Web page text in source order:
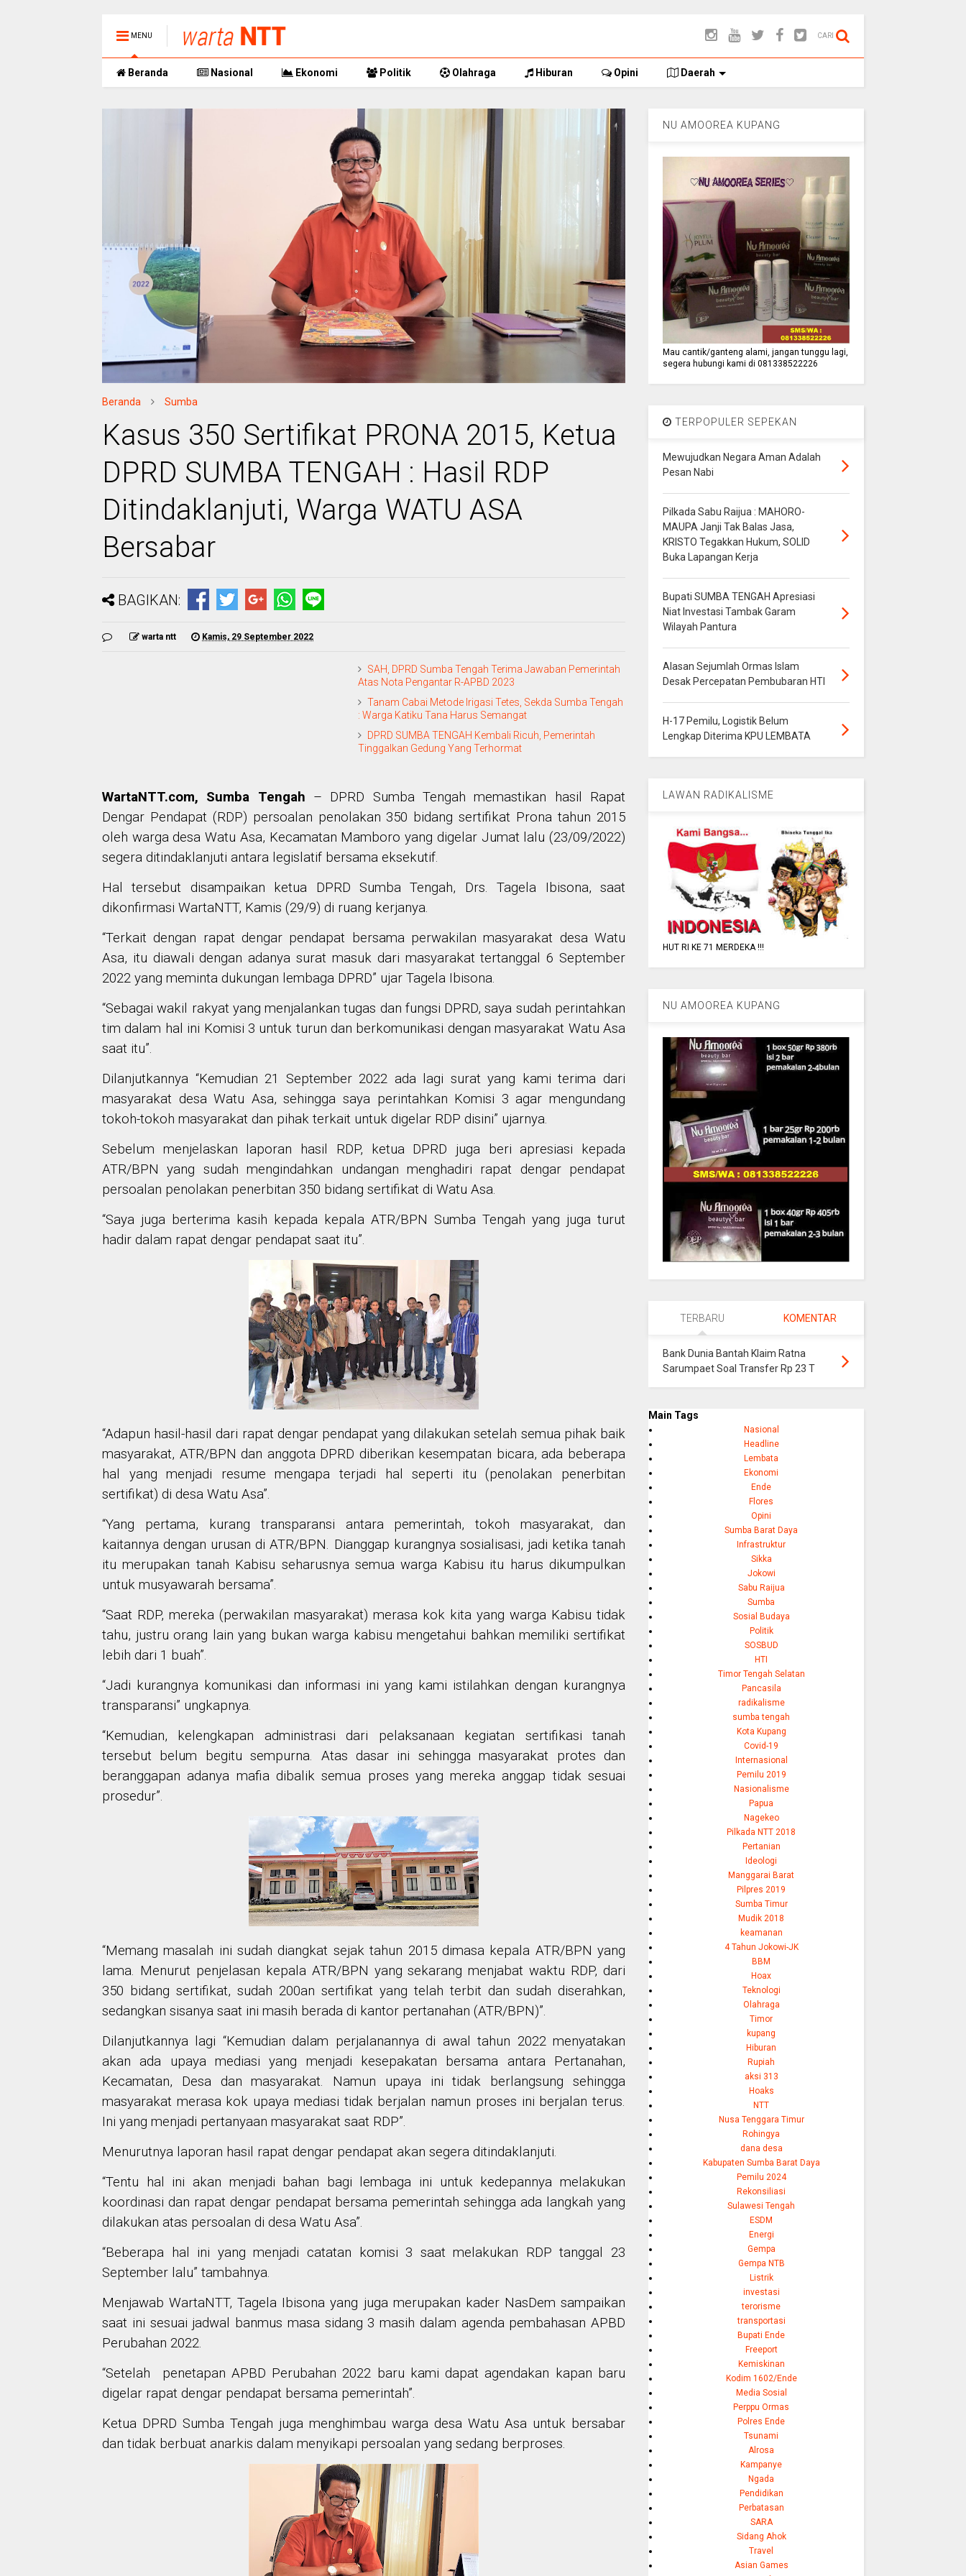
MENU CARI
Beranda Nasional Ekonomi Politik Olahraga Hiburan Opini Daerah
Beranda Sumba
Kasus 350 Sertifikat PRONA 2015, Ketua
DPRD SUMBA TENGAH : Hasil RDP
Ditindaklanjuti, Warga WATU ASA
Bersabar
BAGIKAN:
warta ntt Kamis, 29 September 2022
SAH, DPRD Sumba Tengah Terima Jawaban Pemerintah
Atas Nota Pengantar R-APBD 2023
Tanam Cabai Metode Irigasi Tetes, Sekda Sumba Tengah
: Warga Katiku Tana Harus Semangat
DPRD SUMBA TENGAH Kembali Ricuh, Pemerintah
Tinggalkan Gedung Yang Terhormat
WartaNTT.com, Sumba Tengah – DPRD Sumba Tengah memastikan hasil Rapat
Dengar Pendapat (RDP) persoalan penolakan 350 bidang sertifikat Prona tahun 2015
oleh warga desa Watu Asa, Kecamatan Mamboro yang digelar Jumat lalu (23/09/2022)
segera ditindaklanjuti antara legislatif bersama eksekutif.
Hal tersebut disampaikan ketua DPRD Sumba Tengah, Drs. Tagela Ibisona, saat
dikonfirmasi WartaNTT, Kamis (29/9) di ruang kerjanya.
“Terkait dengan rapat dengar pendapat bersama perwakilan masyarakat desa Watu
Asa, itu diawali dengan adanya surat masuk dari masyarakat tertanggal 6 September
2022 yang meminta dukungan lembaga DPRD” ujar Tagela Ibisona.
“Sebagai wakil rakyat yang menjalankan tugas dan fungsi DPRD, saya sudah perintahkan
tim dalam hal ini Komisi 3 untuk turun dan berkomunikasi dengan masyarakat Watu Asa
saat itu”.
Dilanjutkannya “Kemudian 21 September 2022 ada lagi surat yang kami terima dari
masyarakat desa Watu Asa, sehingga saya perintahkan Komisi 3 agar mengundang
tokoh-tokoh masyarakat dan pihak terkait untuk digelar RDP disini” ujarnya.
Sebelum menjelaskan laporan hasil RDP, ketua DPRD juga beri apresiasi kepada
ATR/BPN yang sudah mengindahkan undangan menghadiri rapat dengar pendapat
persoalan penolakan penerbitan 350 bidang sertifikat di Watu Asa.
“Saya juga berterima kasih kepada kepala ATR/BPN Sumba Tengah yang juga turut
hadir dalam rapat dengar pendapat saat itu”.
“Adapun hasil-hasil dari rapat dengar pendapat yang dilakukan setelah semua pihak baik
masyarakat, ATR/BPN dan anggota DPRD diberikan kesempatan bicara, ada beberapa
hal yang menjadi resume mengapa terjadi hal seperti itu (penolakan penerbitan
sertifikat) di desa Watu Asa”.
“Yang pertama, kurang transparansi antara pemerintah, tokoh masyarakat, dan
kaitannya dengan urusan di ATR/BPN. Dianggap kurangnya sosialisasi, jadi ketika tanah
itu merupakan tanah Kabisu seharusnya semua warga Kabisu itu harus dikumpulkan
untuk musyawarah bersama”.
“Saat RDP, mereka (perwakilan masyarakat) merasa kok kita yang warga Kabisu tidak
tahu, justru orang lain yang bukan warga kabisu mengetahui bahkan memiliki sertifikat
lebih dari 1 buah”.
“Jadi kurangnya komunikasi dan informasi ini yang kami istilahkan dengan kurangnya
transparansi” ungkapnya.
“Kemudian, kelengkapan administrasi dari pelaksanaan kegiatan sertifikasi tanah
tersebut belum begitu sempurna. Atas dasar ini sehingga masyarakat protes dan
beranggapan adanya mafia dibalik semua proses yang mereka anggap tidak sesuai
prosedur”.
“Memang masalah ini sudah diangkat sejak tahun 2015 dimasa kepala ATR/BPN yang
lama. Menurut penjelasan kepala ATR/BPN yang sekarang menjabat waktu RDP, dari
350 bidang sertifikat, sudah 200an sertifikat yang telah terbit dan sudah diserahkan,
sedangkan sisanya saat ini masih berada di kantor pertanahan (ATR/BPN)”.
Dilanjutkannya lagi “Kemudian dalam perjalanannya di awal tahun 2022 menyatakan
akan ada upaya mediasi yang menjadi kesepakatan bersama antara Pertanahan,
Kecamatan, Desa dan masyarakat. Namun upaya ini tidak berlangsung sehingga
masyarakat merasa kok upaya mediasi tidak berjalan namun proses ini berjalan terus.
Ini yang menjadi pertanyaan masyarakat saat RDP”.
Menurutnya laporan hasil rapat dengar pendapat akan segera ditindaklanjuti.
“Tentu hal ini akan menjadi bahan bagi lembaga ini untuk kedepannya melakukan
koordinasi dan rapat dengar pendapat bersama pemerintah sehingga ada langkah yang
dilakukan atas persoalan di desa Watu Asa”.
“Beberapa hal ini yang menjadi catatan komisi 3 saat melakukan RDP tanggal 23
September lalu” tambahnya.
Menjawab WartaNTT, Tagela Ibisona yang juga merupakan kader NasDem sampaikan
saat ini sesuai jadwal banmus masa sidang 3 masih dalam agenda pembahasan APBD
Perubahan 2022.
“Setelah penetapan APBD Perubahan 2022 baru kami dapat agendakan kapan baru
digelar rapat dengar pendapat bersama pemerintah”.
Ketua DPRD Sumba Tengah juga menghimbau warga desa Watu Asa untuk bersabar
dan tidak berbuat anarkis dalam menyikapi persoalan yang sedang berproses.
NU AMOOREA KUPANG
Mau cantik/ganteng alami, jangan tunggu lagi,
segera hubungi kami di 081338522226
TERPOPULER SEPEKAN
Mewujudkan Negara Aman Adalah
Pesan Nabi
Pilkada Sabu Raijua : MAHORO-
MAUPA Janji Tak Balas Jasa,
KRISTO Tegakkan Hukum, SOLID
Buka Lapangan Kerja
Bupati SUMBA TENGAH Apresiasi
Niat Investasi Tambak Garam
Wilayah Pantura
Alasan Sejumlah Ormas Islam
Desak Percepatan Pembubaran HTI
H-17 Pemilu, Logistik Belum
Lengkap Diterima KPU LEMBATA
LAWAN RADIKALISME
HUT RI KE 71 MERDEKA !!!
NU AMOOREA KUPANG
TERBARU KOMENTAR
Bank Dunia Bantah Klaim Ratna
Sarumpaet Soal Transfer Rp 23 T
Main Tags
Nasional
Headline
Lembata
Ekonomi
Ende
Flores
Opini
Sumba Barat Daya
Infrastruktur
Sikka
Jokowi
Sabu Raijua
Sumba
Sosial Budaya
Politik
SOSBUD
HTI
Timor Tengah Selatan
Pancasila
radikalisme
sumba tengah
Kota Kupang
Covid-19
Internasional
Pemilu 2019
Nasionalisme
Papua
Nagekeo
Pilkada NTT 2018
Pertanian
Ideologi
Manggarai Barat
Pilpres 2019
Sumba Timur
Mudik 2018
keamanan
4 Tahun Jokowi-JK
BBM
Hoax
Teknologi
Olahraga
Timor
kupang
Hiburan
Rupiah
aksi 313
Hoaks
NTT
Nusa Tenggara Timur
Rohingya
dana desa
Kabupaten Sumba Barat Daya
Pemilu 2024
Rekonsiliasi
Sulawesi Tengah
ESDM
Energi
Gempa
Gempa NTB
Listrik
investasi
terorisme
transportasi
Bupati Ende
Freeport
Kemiskinan
Kodim 1602/Ende
Media Sosial
Perppu Ormas
Polres Ende
Tsunami
Alrosa
Kampanye
Ngada
Pendidikan
Perbatasan
SARA
Sidang Ahok
Travel
Asian Games